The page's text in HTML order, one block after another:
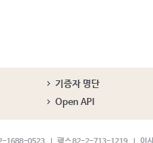
기증자 명단
Open API